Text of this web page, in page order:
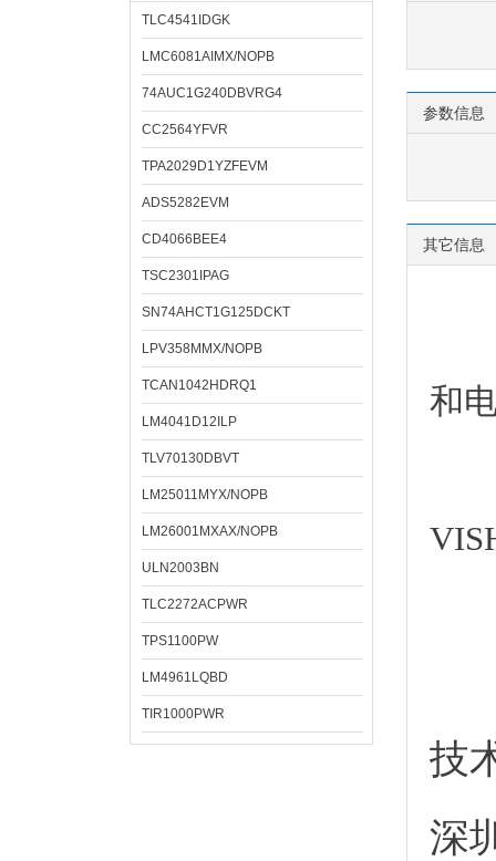
TLC4541IDGK
LMC6081AIMX/NOPB
74AUC1G240DBVRG4
CC2564YFVR
TPA2029D1YZFEVM
ADS5282EVM
CD4066BEE4
TSC2301IPAG
SN74AHCT1G125DCKT
LPV358MMX/NOPB
TCAN1042HDRQ1
LM4041D12ILP
TLV70130DBVT
LM25011MYX/NOPB
LM26001MXAX/NOPB
ULN2003BN
TLC2272ACPWR
TPS1100PW
LM4961LQBD
TIR1000PWR
参数信息
其它信息
和
技
深